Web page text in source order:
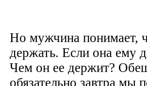
Но мужчина понимает,
держать. Если она ему
Чем он ее держит?
обязательно завтра мы